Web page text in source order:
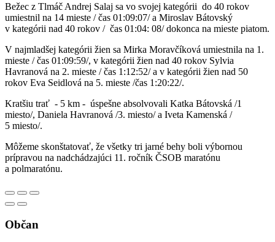
Bežec z Tlmáč Andrej Salaj sa vo svojej kategórii do 40 rokov
umiestnil na 14 mieste / čas 01:09:07/ a Miroslav Bátovský
v kategórii nad 40 rokov / čas 01:04: 08/ dokonca na mieste piatom.
V najmladšej kategórii žien sa Mirka Moravčíková umiestnila na 1.
mieste / čas 01:09:59/, v kategórii žien nad 40 rokov Sylvia
Havranová na 2. mieste / čas 1:12:52/ a v kategórii žien nad 50
rokov Eva Seidlová na 5. mieste /čas 1:20:22/.
Kratšiu trať - 5 km - úspešne absolvovali Katka Bátovská /1
miesto/, Daniela Havranová /3. miesto/ a Iveta Kamenská /
5 miesto/.
Môžeme skonštatovať, že všetky tri jarné behy boli výbornou
prípravou na nadchádzajúci 11. ročník ČSOB maratónu
a polmaratónu.
Občan